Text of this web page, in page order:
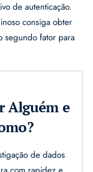
de autenticação.
consiga obter
segundo fator para
Alguém e
de dados